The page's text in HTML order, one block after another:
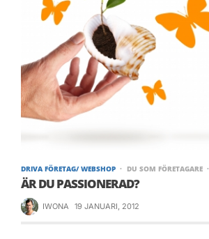
DRIVA FÖRETAG/ WEBSHOP DU SOM FÖRETAGARE
ÄR DU PASSIONERAD?
IWONA 19 JANUARI, 2012